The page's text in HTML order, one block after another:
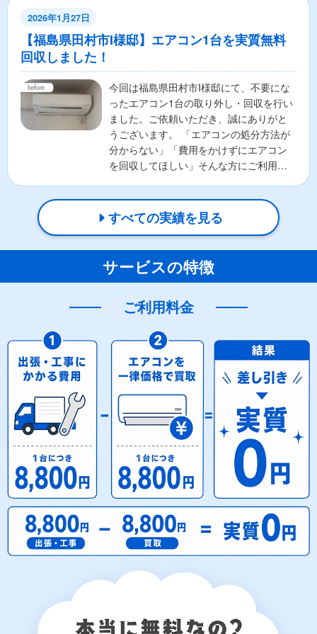
2026年1月27日
【福島県田村市I様邸】エアコン1台を実質無料
回収しました！
今回は福島県田村市I様邸にて、不要にな
ったエアコン1台の取り外し・回収を行い
ました。ご依頼いただき、誠にありがと
うございます。 「エアコンの処分方法が
分からない」「費用をかけずにエアコン
を回収してほしい」そんな方にご利用い
すべての実績を見る
サービスの特徴
ご利用料金